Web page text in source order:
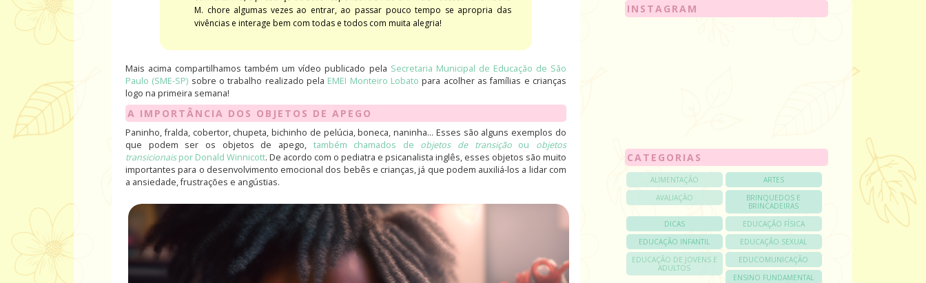
M. chore algumas vezes ao entrar, ao passar pouco tempo se apropria das
vivências e interage bem com todas e todos com muita alegria!
Mais acima compartilhamos também um vídeo publicado pela Secretaria Municipal de Educação de São
Paulo (SME-SP) sobre o trabalho realizado pela EMEI Monteiro Lobato para acolher as famílias e crianças
logo na primeira semana!
A IMPORTÂNCIA DOS OBJETOS DE APEGO
Paninho, fralda, cobertor, chupeta, bichinho de pelúcia, boneca, naninha... Esses são alguns exemplos do
que podem ser os objetos de apego, também chamados de objetos de transiçãoou objetos
transicionaispor Donald Winnicott. De acordo com o pediatra e psicanalista inglês, esses objetos são muito
importantes para o desenvolvimento emocional dos bebês e crianças, já que podem auxiliá-los a lidar com
a ansiedade, frustrações e angústias.
INSTAGRAM
CATEGORIAS
ALIMENTAÇÃO
ARTES
AVALIAÇÃO
BRINQUEDOS E
BRINCADEIRAS
DICAS
EDUCAÇÃO FÍSICA
EDUCAÇÃO INFANTIL
EDUCAÇÃO SEXUAL
EDUCAÇÃO DE JOVENS E
ADULTOS
EDUCOMUNICAÇÃO
ENSINO FUNDAMENTAL